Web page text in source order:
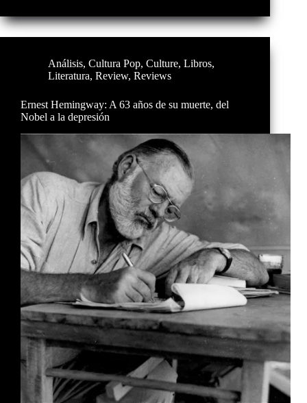
Análisis, Cultura Pop, Culture, Libros,
Literatura, Review, Reviews
Ernest Hemingway: A 63 años de su muerte, del
Nobel a la depresión